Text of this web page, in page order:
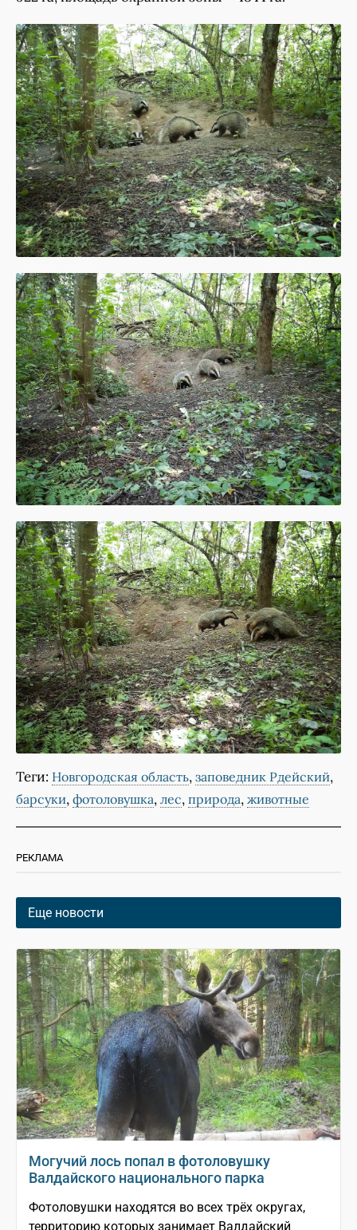
Теги: Новгородская область, заповедник Рдейский,
барсуки, фотоловушка, лес, природа, животные
РЕКЛАМА
Еще новости
Могучий лось попал в фотоловушку
Валдайского национального парка
Фотоловушки находятся во всех трёх округах,
территорию которых занимает Валдайский